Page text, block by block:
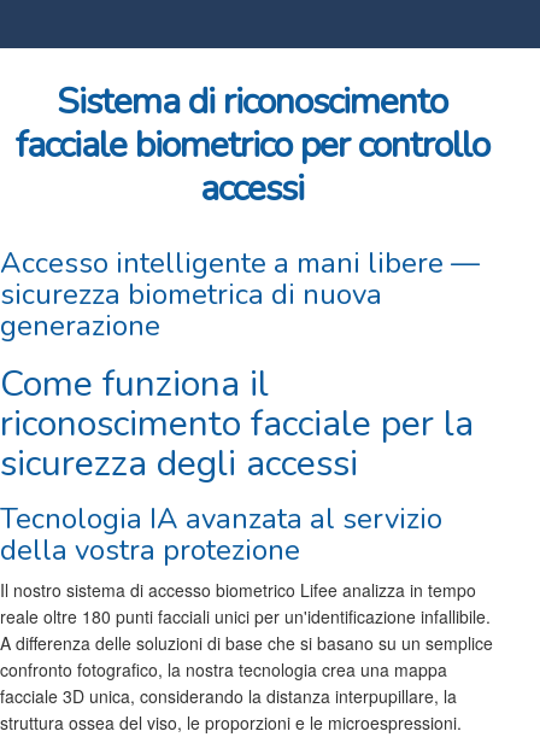
Sistema di riconoscimento
facciale biometrico per controllo
accessi
Accesso intelligente a mani libere —
sicurezza biometrica di nuova
generazione
Come funziona il
riconoscimento facciale per la
sicurezza degli accessi
Tecnologia IA avanzata al servizio
della vostra protezione
Il nostro sistema di accesso biometrico Lifee analizza in tempo
reale oltre 180 punti facciali unici per un'identificazione infallibile.
A differenza delle soluzioni di base che si basano su un semplice
confronto fotografico, la nostra tecnologia crea una mappa
facciale 3D unica, considerando la distanza interpupillare, la
struttura ossea del viso, le proporzioni e le microespressioni.